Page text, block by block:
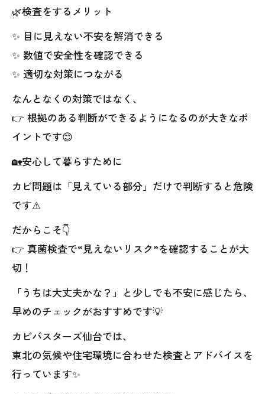
🌿検査をするメリット
✨ 目に見えない不安を解消できる
✨ 数値で安全性を確認できる
✨ 適切な対策につながる
なんとなくの対策ではなく、
👉 根拠のある判断ができるようになるのが大きなポ
イントです😊
🏡安心して暮らすために
カビ問題は「見えている部分」だけで判断すると危険
です⚠
だからこそ👇
👉 真菌検査で“見えないリスク”を確認することが大
切！
「うちは大丈夫かな？」と少しでも不安に感じたら、
早めのチェックがおすすめです💡
カビバスターズ仙台では、
東北の気候や住宅環境に合わせた検査とアドバイスを
行っています✨